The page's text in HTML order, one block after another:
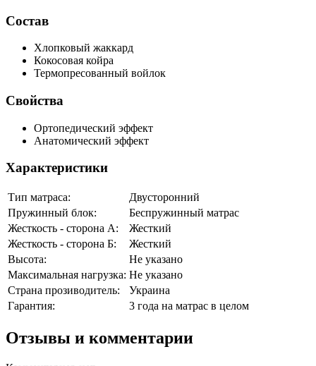
Состав
Хлопковый жаккард
Кокосовая койра
Термопресованный войлок
Свойства
Ортопедический эффект
Анатомический эффект
Характеристики
Тип матраса:
Двусторонний
Пружинный блок:
Беспружинный матрас
Жесткость - сторона А:
Жесткий
Жесткость - сторона Б:
Жесткий
Высота:
Не указано
Максимальная нагрузка: Не указано
Страна прозиводитель:
Украина
Гарантия:
3 года на матрас в целом
Отзывы и комментарии